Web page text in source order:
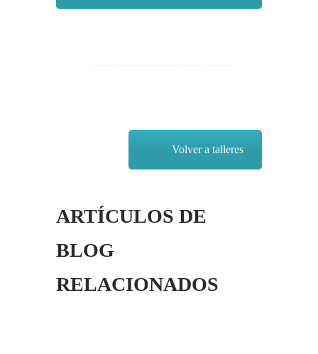
Volver a talleres
ARTÍCULOS DE
BLOG
RELACIONADOS